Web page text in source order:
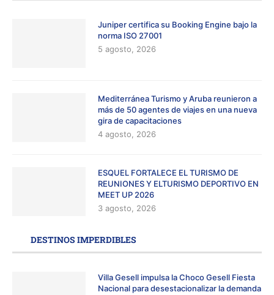
Juniper certifica su Booking Engine bajo la
norma ISO 27001
5 agosto, 2026
Mediterránea Turismo y Aruba reunieron a
más de 50 agentes de viajes en una nueva
gira de capacitaciones
4 agosto, 2026
ESQUEL FORTALECE EL TURISMO DE
REUNIONES Y ELTURISMO DEPORTIVO EN
MEET UP 2026
3 agosto, 2026
DESTINOS IMPERDIBLES
Villa Gesell impulsa la Choco Gesell Fiesta
Nacional para desestacionalizar la demanda